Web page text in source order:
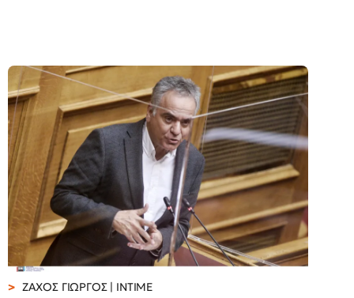
ΖΑΧΟΣ ΓΙΩΡΓΟΣ | INTIME